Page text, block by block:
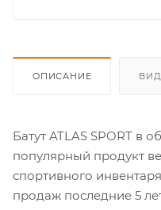
ОПИСАНИЕ
Батут ATLAS SPORT в
популярный продукт
спортивного
продаж последние 5